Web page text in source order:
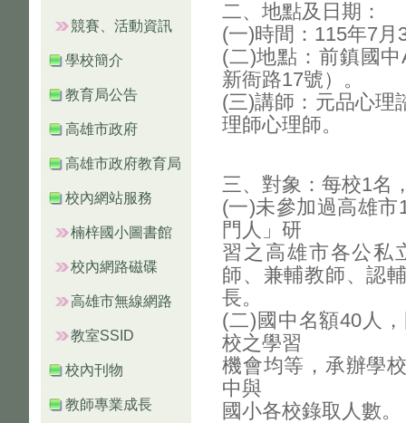
競賽、活動資訊
學校簡介
教育局公告
高雄市政府
高雄市政府教育局
校內網站服務
楠梓國小圖書館
校內網路磁碟
高雄市無線網路
教室SSID
校內刊物
教師專業成長
二、地點及日期：
(一)時間：115年7
(二)地點：前鎮國
新衙路17號）。
(三)講師：元品心理
理師心理師。
三、對象：每校1名
(一)未參加過高雄
門人」研
習之高雄市各公私
師、兼輔教師、認
長。
(二)國中名額40人
校之學習
機會均等，承辦學
中與
國小各校錄取人數。